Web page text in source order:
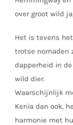
over groot wild
Het is tevens
trotse nomaden
dapperheid in
wild dier.
Waarschijnlijk
Kenia dan ook,
harmonie met